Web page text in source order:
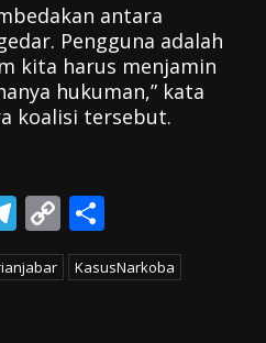
antara
Pengguna adalah
kita harus menjamin
hukuman,” kata
koalisi tersebut.
T
el
e
C
o
p
h
ar
KasusNarkoba